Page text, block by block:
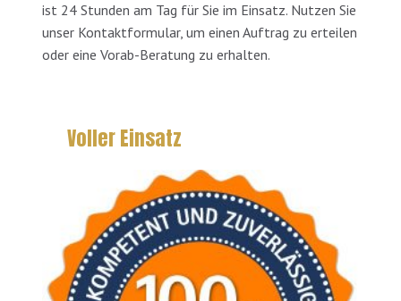
ist 24 Stunden am Tag für Sie im Einsatz. Nutzen Sie
unser Kontaktformular, um einen Auftrag zu erteilen
oder eine Vorab-Beratung zu erhalten.
Voller Einsatz